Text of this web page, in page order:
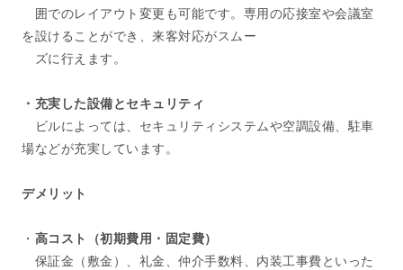
囲でのレイアウト変更も可能です。専用の応接室や会議室
を設けることができ、来客対応がスムー
ズに行えます。
・充実した設備とセキュリティ
ビルによっては、セキュリティシステムや空調設備、駐車
場などが充実しています。
デメリット
・ 高コスト（初期費用・固定費）
保証金（敷金）、礼金、仲介手数料、内装工事費といった